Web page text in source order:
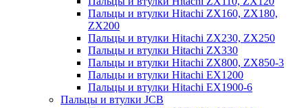
Пальцы и втулки Hitachi ZX160, ZX180,
ZX200
Пальцы и втулки Hitachi ZX230, ZX250
Пальцы и втулки Hitachi ZX330
Пальцы и втулки Hitachi ZX800, ZX850-3
Пальцы и втулки Hitachi EX1200
Пальцы и втулки Hitachi EX1900-6
Пальцы и втулки JCB